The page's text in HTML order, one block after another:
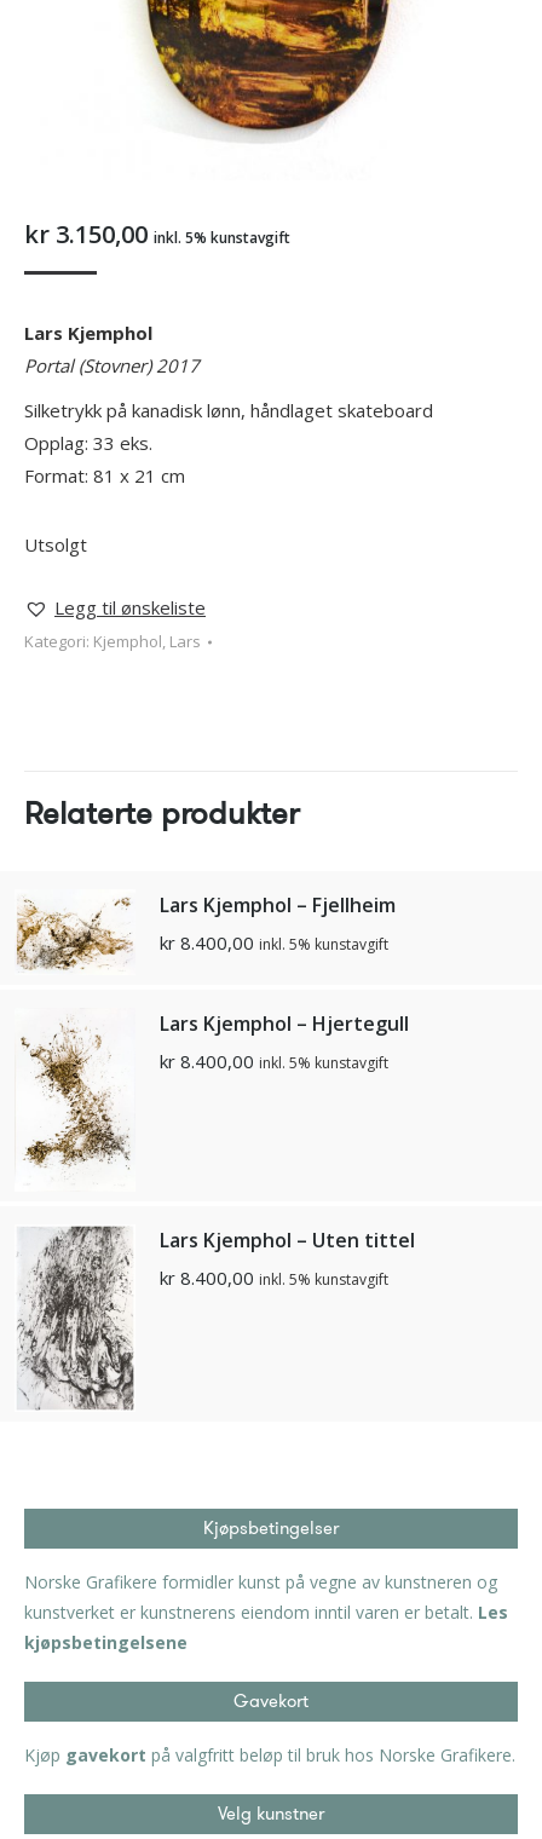
kr 3.150,00 inkl. 5% kunstavgift
Lars Kjemphol
Portal (Stovner) 2017
Silketrykk på kanadisk lønn, håndlaget skateboard
Opplag: 33 eks.
Format: 81 x 21 cm
Utsolgt
Legg til ønskeliste
Kategori: Kjemphol, Lars
Relaterte produkter
Lars Kjemphol – Fjellheim
kr 8.400,00 inkl. 5% kunstavgift
Lars Kjemphol – Hjertegull
kr 8.400,00 inkl. 5% kunstavgift
Lars Kjemphol – Uten tittel
kr 8.400,00 inkl. 5% kunstavgift
Kjøpsbetingelser
Norske Grafikere formidler kunst på vegne av kunstneren og
kunstverket er kunstnerens eiendom inntil varen er betalt. Les
kjøpsbetingelsene
Gavekort
Kjøp gavekort på valgfritt beløp til bruk hos Norske Grafikere.
Velg kunstner